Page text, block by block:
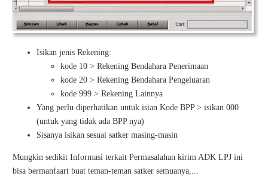
Isikan jenis Rekening:
kode 10 > Rekening Bendahara Penerimaan
kode 20 > Rekening Bendahara Pengeluaran
kode 999 > Rekening Lainnya
Yang perlu diperhatikan untuk isian Kode BPP > isikan 000
(untuk yang tidak ada BPP nya)
Sisanya isikan sesuai satker masing-masin
Mungkin sedikit Informasi terkait Permasalahan kirim ADK LPJ ini
bisa bermanfaart buat teman-teman satker semuanya,...